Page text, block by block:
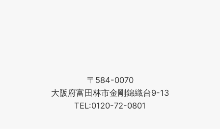
〒584-0070
大阪府富田林市金剛錦織台9-13
TEL:0120-72-0801